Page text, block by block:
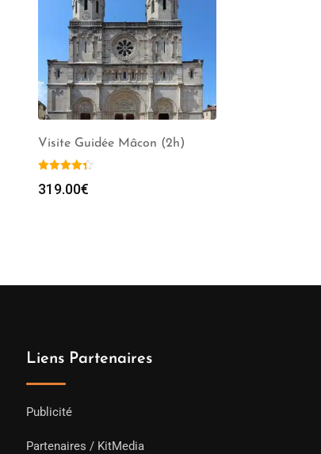
Visite Guidée Mâcon (2h)
319.00€
Liens Partenaires
Publicité
Partenaires / KitMedia